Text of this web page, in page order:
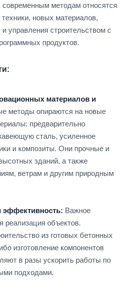
современным методам относятся
новых материалов,
управления строительством с
продуктов.
материалов и
методы опираются на новые
предварительно
сталь, усиленное
и композиты. Они прочные и
зданий, а также
ветрам и другим природным
Важное
объектов.
из готовых бетонных
изготовление компонентов
в разы ускорить работы по
подходами.